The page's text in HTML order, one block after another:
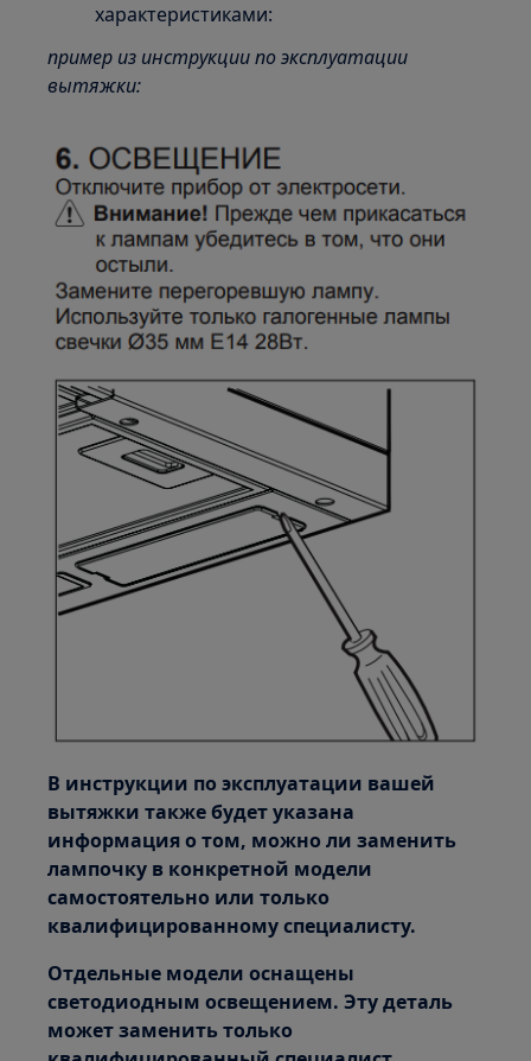
характеристиками:
пример из инструкции по эксплуатации
вытяжки:
В инструкции по эксплуатации вашей
вытяжки также будет указана
информация о том, можно ли заменить
лампочку в конкретной модели
самостоятельно или только
квалифицированному специалисту.
Отдельные модели оснащены
светодиодным освещением. Эту деталь
может заменить только